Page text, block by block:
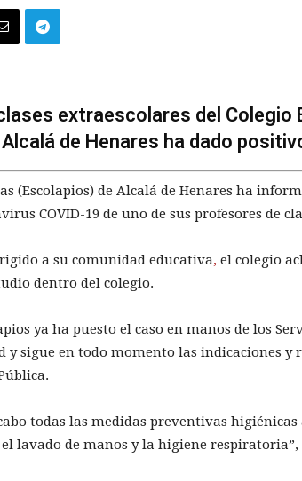
extraescolares del Colegio
de Henares ha dado
(Escolapios) de Alcalá de Henares ha
COVID-19 de uno de sus profesores de
a su comunidad educativa, el colegio
dentro del colegio.
ya ha puesto el caso en manos de los
y sigue en todo momento las indicaciones y
todas las medidas preventivas higiénicas
lavado de manos y la higiene